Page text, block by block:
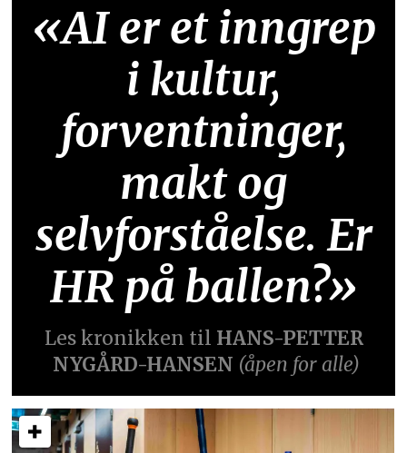
«AI er et inngrep
i kultur,
forventninger,
makt og
selvforståelse. Er
HR på ballen?»
Les kronikken til HANS-PETTER
NYGÅRD-HANSEN (åpen for alle)